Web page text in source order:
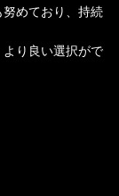
めており、持続
り良い選択がで